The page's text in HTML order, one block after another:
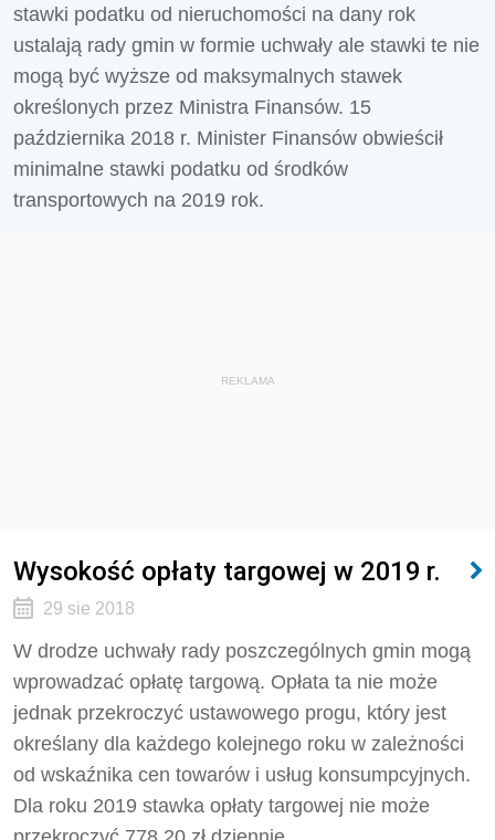
stawki podatku od nieruchomości na dany rok
ustalają rady gmin w formie uchwały ale stawki te nie
mogą być wyższe od maksymalnych stawek
określonych przez Ministra Finansów. 15
października 2018 r. Minister Finansów obwieścił
minimalne stawki podatku od środków
transportowych na 2019 rok.
REKLAMA
Wysokość opłaty targowej w 2019 r.
29 sie 2018
W drodze uchwały rady poszczególnych gmin mogą
wprowadzać opłatę targową. Opłata ta nie może
jednak przekroczyć ustawowego progu, który jest
określany dla każdego kolejnego roku w zależności
od wskaźnika cen towarów i usług konsumpcyjnych.
Dla roku 2019 stawka opłaty targowej nie może